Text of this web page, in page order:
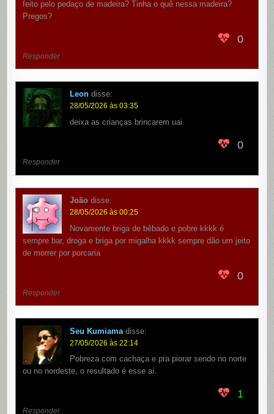
feito pelo pedaço de madeira? Tinha o quê nessa madeira?
Pregos?
0
Responder
Leon disse:
28/05/2026 às 03:35
deixa as crianças brincarem uai
0
Responder
João disse:
28/05/2026 às 00:25
Novamente briga de bêbado e pobre kkkk é
sempre bar, droga e briga por migalha kkkk sempre dão um jeito
de morrer por porcaria
0
Responder
Seu Kumiama disse:
27/05/2026 às 22:14
Pobreza com cachaça e pra piorar sendo no norte
ou no nordeste, o resultado é esse aí.
1
Responder